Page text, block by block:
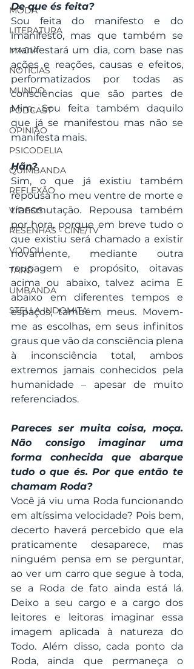
MODA
LITERATURA
MAGIA
NOTÍCIAS
MUNDO
PODCAST
OPINIÃO
PSICODELIA
QUIMBANDA
REFLEXÃO
VÍDEOS
RESENHAS - CINE/TV
VODOU
TARÔ
UMBANDA
STELLA INDOMITA
De que és feita?
Sou feita do manifesto e do
imanifesto, mas que também se
manifestará um dia, com base nas
ações e reações, causas e efeitos,
performatizados por todas as
consciências que são partes de
Mim. Sou feita também daquilo
que já se manifestou mas não se
manifesta mais.
Hãn?
Sim, o que já existiu também
repousa no meu ventre de morte e
transmutação. Repousa também
por hora, porque em breve tudo o
que existiu será chamado a existir
novamente, mediante outra
roupagem e propósito, oitavas
acima ou abaixo, talvez acima E
abaixo em diferentes tempos e
espaços, também meus. Movem-
me as escolhas, em seus infinitos
graus que vão da consciência plena
à inconsciência total, ambos
extremos jamais conhecidos pela
humanidade – apesar de muito
referenciados.
Pareces ser muita coisa, moça.
Não consigo imaginar uma
forma conhecida que abarque
tudo o que és. Por que então te
chamam Roda?
Você já viu uma Roda funcionando
em altíssima velocidade? Pois bem,
decerto haverá percebido que ela
praticamente desaparece, mas
ninguém pensa em se perguntar,
ao ver um carro que segue à toda,
se a Roda de fato ainda está lá.
Deixo a seu cargo e a cargo dos
leitores e leitoras imaginar essa
imagem aplicada à natureza do
Todo. Além disso, cada ponto da
Roda, ainda que permaneça o